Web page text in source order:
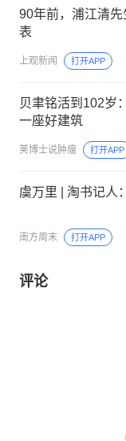
90年前，浦江清
表
上观新闻 打开APP
贝聿铭活到102岁
一座好建筑
荚博士说肿瘤 打开APP
虞万里 | 淘书记人
南方周末 打开APP
评论